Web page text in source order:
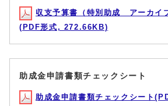
収支予算書（特別助成 アーカイ
(PDF形式, 272.66KB)
助成金申請書類チェックシート
助成金申請書類チェックシート